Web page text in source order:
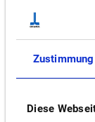
Zustimmung
Diese
Motor [kW]
37/30